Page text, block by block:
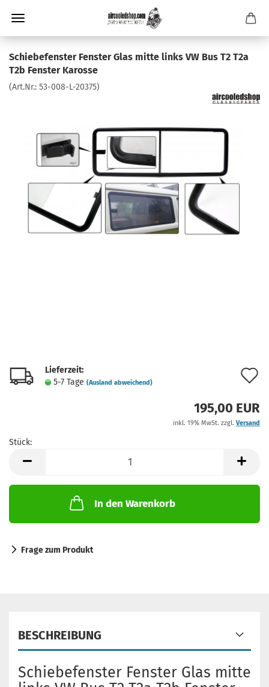
Schiebefenster Fenster Glas mitte links VW Bus T2 T2a
T2b Fenster Karosse
(Art.Nr.: 53-008-L-20375)
Lieferzeit:
5-7 Tage (Ausland abweichend)
195,00 EUR
inkl. 19% MwSt. zzgl. Versand
Stück:
In den Warenkorb
Frage zum Produkt
BESCHREIBUNG
Schiebefenster Fenster Glas mitte